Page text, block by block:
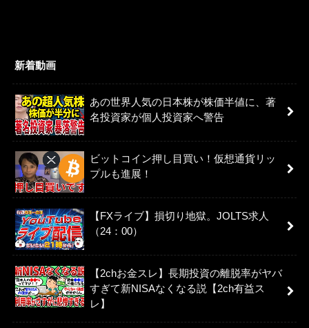
新着動画
あの世界人気の日本株が株価半値に、著
名投資家が個人投資家へ警告
ビットコイン押し目買い！仮想通貨リッ
プルも進展！
【FXライブ】損切り地獄。JOLTS求人
（24：00）
【2chお金スレ】長期投資の離脱率がヤバ
すぎて新NISAなくなる説【2ch有益ス
レ】